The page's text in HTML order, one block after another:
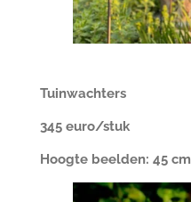
Tuinwachters
345 euro/stuk
Hoogte beelden: 45 cm